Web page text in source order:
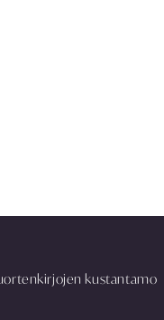
kustantamo